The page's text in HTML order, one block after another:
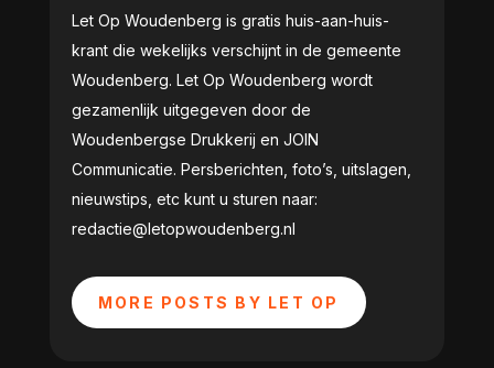
Let Op Woudenberg is gratis huis-aan-huis-
krant die wekelijks verschijnt in de gemeente
Woudenberg. Let Op Woudenberg wordt
gezamenlijk uitgegeven door de
Woudenbergse Drukkerij en JOIN
Communicatie. Persberichten, foto’s, uitslagen,
nieuwstips, etc kunt u sturen naar:
redactie@letopwoudenberg.nl
MORE POSTS BY LET OP